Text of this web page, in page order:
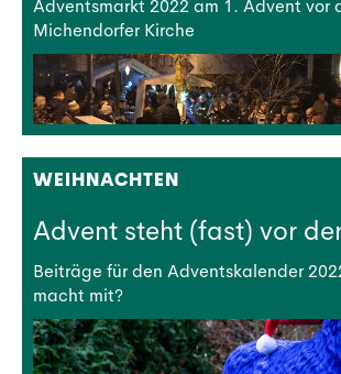
Adventsmarkt 2022 am 1. Advent vor
Michendorfer Kirche
WEIHNACHTEN
Advent steht (fast) vor
Beiträge für den Adventskalender
macht mit?